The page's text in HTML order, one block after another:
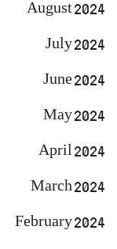
August 2024
July 2024
June 2024
May 2024
April 2024
March 2024
February 2024